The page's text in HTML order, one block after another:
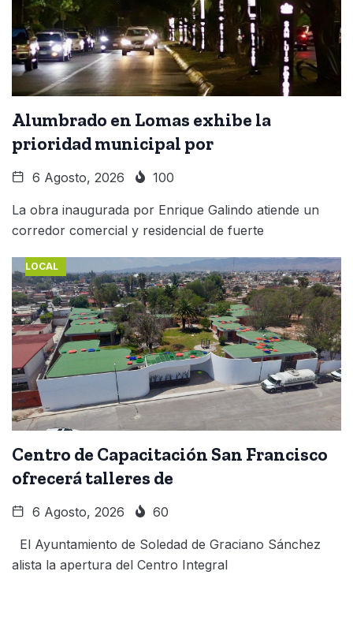
Alumbrado en Lomas exhibe la
prioridad municipal por
6 Agosto, 2026 100
La obra inaugurada por Enrique Galindo atiende un
corredor comercial y residencial de fuerte
LOCAL
Centro de Capacitación San Francisco
ofrecerá talleres de
6 Agosto, 2026 60
El Ayuntamiento de Soledad de Graciano Sánchez
alista la apertura del Centro Integral